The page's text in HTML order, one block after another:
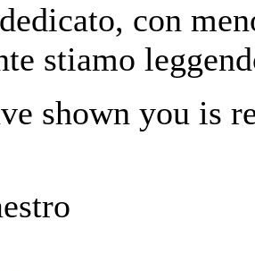
con
stiamo
shown you is